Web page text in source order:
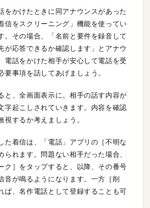
をかけたときに同アナウンスがあった
信をスクリーニング」機能を使ってい
。その場合、「名前と要件を録音して
が応答できるか確認します」とアナウ
電話をかけた相手が安心して電話を受
要事項を話してあげましょう。
と、全画面表示に。相手の話す内容が
字起こしされていきます。内容を確認
視するか考えましょう。
た着信は、「電話」アプリの［不明な
られます。問題ない相手だった場合、
ク］をタップすると、以降、その番号
音が鳴るようになります。一方［削
ば、名作電話として登録することも可